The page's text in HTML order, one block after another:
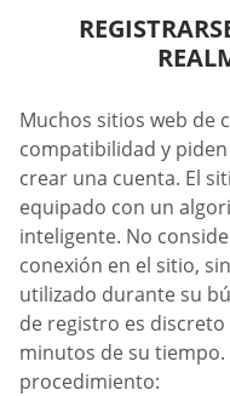
Muchos sitios web de
compatibilidad y
crear una cuenta. El
equipado con un
inteligente. No
conexión en el sitio,
utilizado durante su
de registro es
minutos de su
procedimiento: